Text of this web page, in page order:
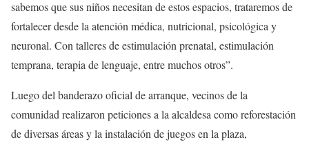
sabemos que sus niños necesitan de estos espacios, trataremos de
fortalecer desde la atención médica, nutricional, psicológica y
neuronal. Con talleres de estimulación prenatal, estimulación
temprana, terapia de lenguaje, entre muchos otros”.
Luego del banderazo oficial de arranque, vecinos de la
comunidad realizaron peticiones a la alcaldesa como reforestación
de diversas áreas y la instalación de juegos en la plaza,